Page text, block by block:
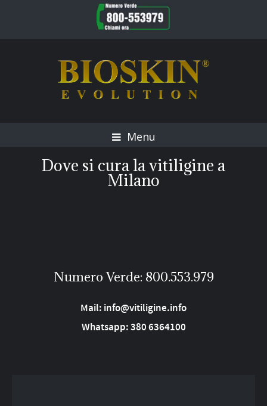
Menu
Dove si cura la vitiligine a
Milano
Numero Verde: 800.553.979
Mail: info@vitiligine.info
Whatsapp: 380 6364100